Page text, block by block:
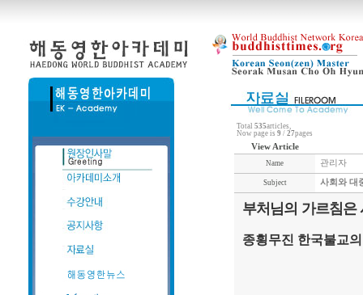
Total 535articles,
Now page is 9 / 27pages
View Article
Name 관리자
Subject 사회와 대
부처님의 가르침은
종횡무진 한국불교